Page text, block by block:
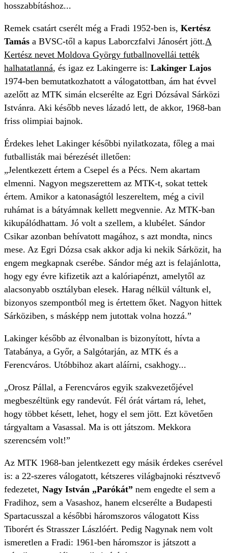
hosszabbításhoz...
Remek csatárt cserélt még a Fradi 1952-ben is, Kertész
Tamás a BVSC-től a kapus Laborczfalvi Jánosért jött.A
Kertész nevet Moldova György futballnovellái tették
halhatatlanná, és igaz ez Lakingerre is: Lakinger Lajos
1974-ben bemutatkozhatott a válogatottban, ám hat évvel
azelőtt az MTK simán elcserélte az Egri Dózsával Sárközi
Istvánra. Aki később neves lázadó lett, de akkor, 1968-ban
friss olimpiai bajnok.
Érdekes lehet Lakinger későbbi nyilatkozata, főleg a mai
futballisták mai bérezését illetően:
„Jelentkezett értem a Csepel és a Pécs. Nem akartam
elmenni. Nagyon megszerettem az MTK-t, sokat tettek
értem. Amikor a katonaságtól leszereltem, még a civil
ruhámat is a bátyámnak kellett megvennie. Az MTK-ban
kikupálódhattam. Jó volt a szellem, a klubélet. Sándor
Csikar azonban behívatott magához, s azt mondta, nincs
mese. Az Egri Dózsa csak akkor adja ki nekik Sárközit, ha
engem megkapnak cserébe. Sándor még azt is felajánlotta,
hogy egy évre kifizetik azt a kalóriapénzt, amelytől az
alacsonyabb osztályban elesek. Harag nélkül váltunk el,
bizonyos szempontból meg is értettem őket. Nagyon hittek
Sárköziben, s másképp nem jutottak volna hozzá.”
Lakinger később az élvonalban is bizonyított, hívta a
Tatabánya, a Győr, a Salgótarján, az MTK és a
Ferencváros. Utóbbihoz akart aláírni, csakhogy...
„Orosz Pállal, a Ferencváros egyik szakvezetőjével
megbeszéltünk egy randevút. Fél órát vártam rá, lehet,
hogy többet késett, lehet, hogy el sem jött. Ezt követően
tárgyaltam a Vasassal. Ma is ott játszom. Mekkora
szerencsém volt!”
Az MTK 1968-ban jelentkezett egy másik érdekes cserével
is: a 22-szeres válogatott, kétszeres világbajnoki résztvevő
fedezetet, Nagy István „Parókát” nem engedte el sem a
Fradihoz, sem a Vasashoz, hanem elcserélte a Budapesti
Spartacusszal a későbbi háromszoros válogatott Kiss
Tiborért és Strasszer Lászlóért. Pedig Nagynak nem volt
ismeretlen a Fradi: 1961-ben háromszor is játszott a